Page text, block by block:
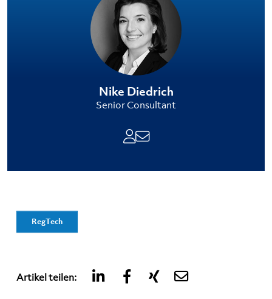
Nike Diedrich
Senior Consultant
RegTech
Artikel teilen: